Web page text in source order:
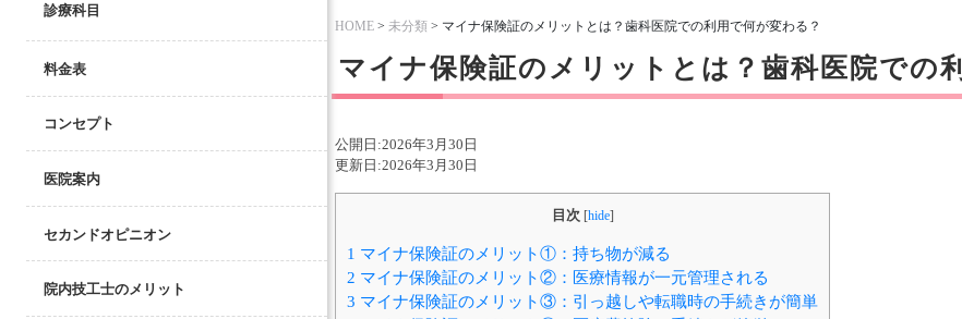
診療科目
料金表
コンセプト
医院案内
セカンドオピニオン
院内技工士のメリット
HOME > 未分類 > マイナ保険証のメリットとは？歯科医院での利用で何が変わる？
マイナ保険証のメリットとは？歯科医院での
公開日:2026年3月30日
更新日:2026年3月30日
目次 [hide]
1 マイナ保険証のメリット①：持ち物が減る
2 マイナ保険証のメリット②：医療情報が一元管理される
3 マイナ保険証のメリット③：引っ越しや転職時の手続きが簡単